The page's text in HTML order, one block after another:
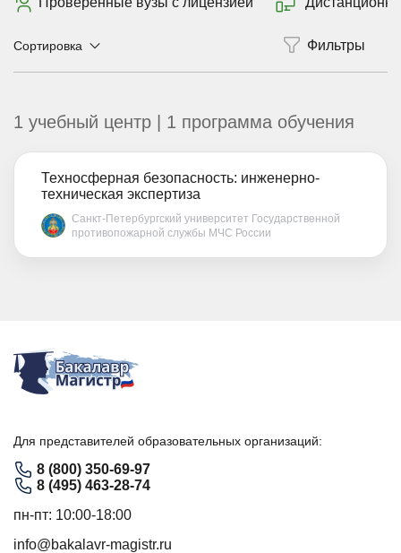
Сортировка
1 учебный центр | 1 программа обучения
Техносферная безопасность: инженерно-
техническая экспертиза
Санкт-Петербургский университет Государственной
противопожарной службы МЧС России
Для представителей образовательных организаций:
8 (800) 350-69-97
8 (495) 463-28-74
пн-пт: 10:00-18:00
info@bakalavr-magistr.ru